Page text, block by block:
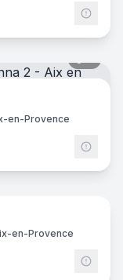
en-Provence
7
en-Provence